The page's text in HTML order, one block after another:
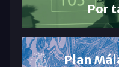
Por
Plan